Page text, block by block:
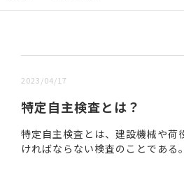
2023/04/17
特定自主検査とは？
特定自主検査とは、建設機械や荷
ければならない検査のことである